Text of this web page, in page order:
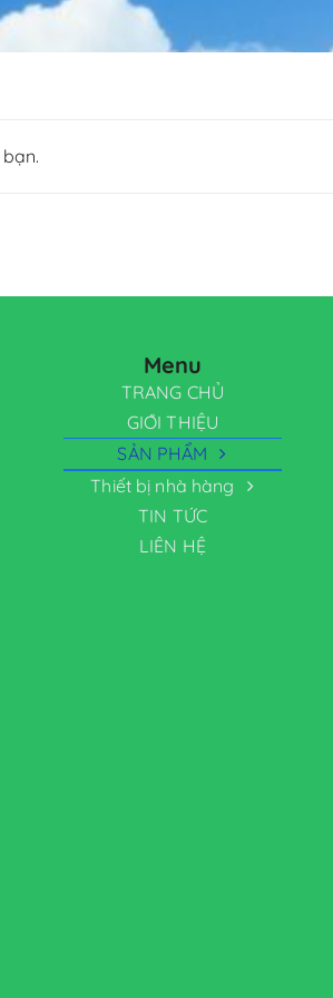
Menu
TRANG CHỦ
GIỚI THIỆU
SẢN PHẨM
Thiết bị nhà hàng
TIN TỨC
LIÊN HỆ